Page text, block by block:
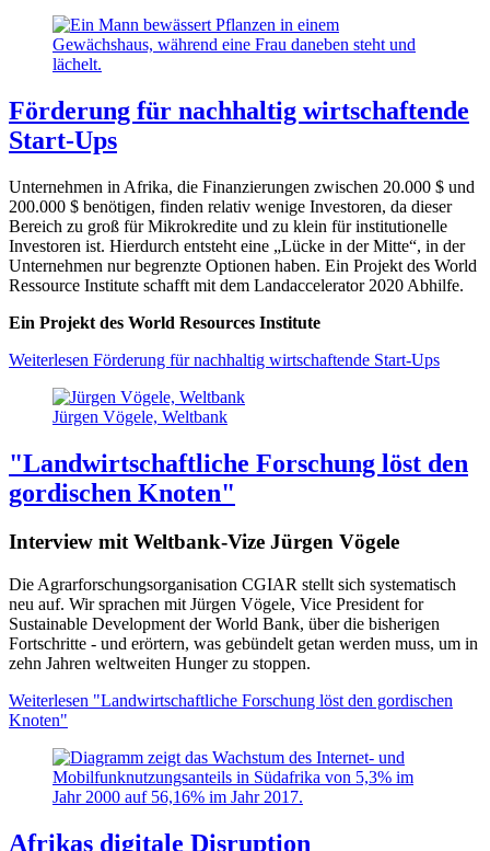
Förderung für nachhaltig wirtschaftende
Start-Ups
Unternehmen in Afrika, die Finanzierungen zwischen 20.000 $ und
200.000 $ benötigen, finden relativ wenige Investoren, da dieser
Bereich zu groß für Mikrokredite und zu klein für institutionelle
Investoren ist. Hierdurch entsteht eine „Lücke in der Mitte“, in der
Unternehmen nur begrenzte Optionen haben. Ein Projekt des World
Ressource Institute schafft mit dem Landaccelerator 2020 Abhilfe.
Ein Projekt des World Resources Institute
Weiterlesen Förderung für nachhaltig wirtschaftende Start-Ups
Jürgen Vögele, Weltbank
"Landwirtschaftliche Forschung löst den
gordischen Knoten"
Interview mit Weltbank-Vize Jürgen Vögele
Die Agrarforschungsorganisation CGIAR stellt sich systematisch
neu auf. Wir sprachen mit Jürgen Vögele, Vice President for
Sustainable Development der World Bank, über die bisherigen
Fortschritte - und erörtern, was gebündelt getan werden muss, um in
zehn Jahren weltweiten Hunger zu stoppen.
Weiterlesen "Landwirtschaftliche Forschung löst den gordischen
Knoten"
Afrikas digitale Disruption